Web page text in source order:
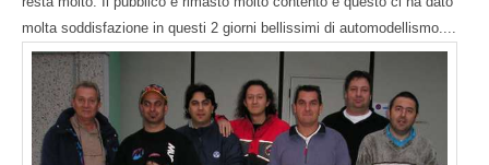
molta soddisfazione in questi 2 giorni bellissimi di automodellismo....